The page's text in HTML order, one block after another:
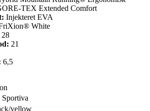
TEX Extended Comfort
Injekteret EVA
White
28
21
6,5
Sportiva
yellow